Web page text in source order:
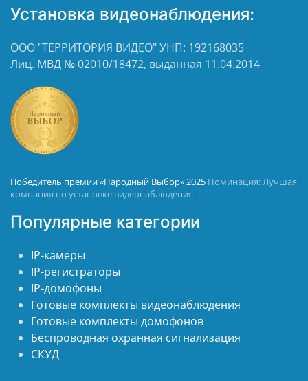
Установка видеонаблюдения:
ООО "ТЕРРИТОРИЯ ВИДЕО" УНП: 192168035
Лиц. МВД № 02010/18472, выданная 11.04.2014
Победитель премии «Народный Выбор» 2025 Номинация: Лучшая
компания по установке видеонаблюдения
Популярные категории
IP-камеры
IP-регистраторы
IP-домофоны
Готовые комплекты видеонаблюдения
Готовые комплекты домофонов
Беспроводная охранная сигнализация
СКУД